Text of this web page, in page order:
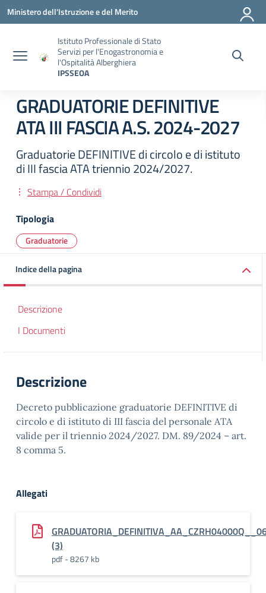
Vai ai contenuti
Vai al menu di navigazione
Vai al footer
Ministero dell'Istruzione e del Merito
Istituto Professionale di Stato
Servizi per l'Enogastronomia e
l'Ospitalità Alberghiera
IPSSEOA
GRADUATORIE DEFINITIVE
ATA III FASCIA A.S. 2024-2027
Graduatorie DEFINITIVE di circolo e di istituto
di III fascia ATA triennio 2024/2027.
Stampa / Condividi
Tipologia
Graduatorie
Indice della pagina
Descrizione
I Documenti
Descrizione
Decreto pubblicazione graduatorie DEFINITIVE di
circolo e di istituto di III fascia del personale ATA
valide per il triennio 2024/2027. DM. 89/2024 – art.
8 comma 5.
Allegati
(3)
pdf - 8267 kb